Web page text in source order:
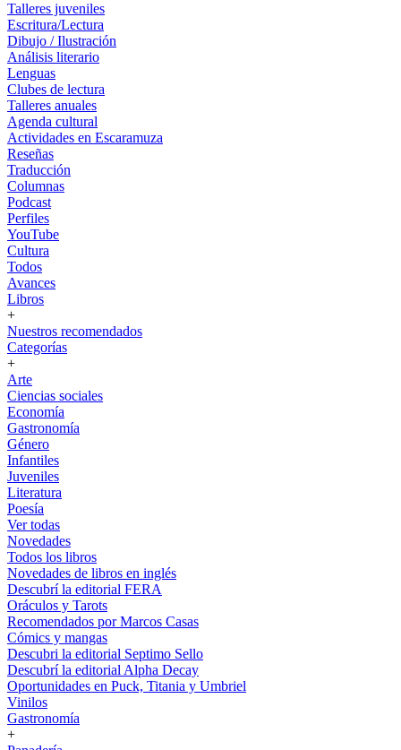
Talleres juveniles
Escritura/Lectura
Dibujo / Ilustración
Análisis literario
Lenguas
Clubes de lectura
Talleres anuales
Agenda cultural
Actividades en Escaramuza
Reseñas
Traducción
Columnas
Podcast
Perfiles
YouTube
Cultura
Todos
Avances
Libros
+
Nuestros recomendados
Categorías
+
Arte
Ciencias sociales
Economía
Gastronomía
Género
Infantiles
Juveniles
Literatura
Poesía
Ver todas
Novedades
Todos los libros
Novedades de libros en inglés
Descubrí la editorial FERA
Oráculos y Tarots
Recomendados por Marcos Casas
Cómics y mangas
Descubri la editorial Septimo Sello
Descubrí la editorial Alpha Decay
Oportunidades en Puck, Titania y Umbriel
Vinilos
Gastronomía
+